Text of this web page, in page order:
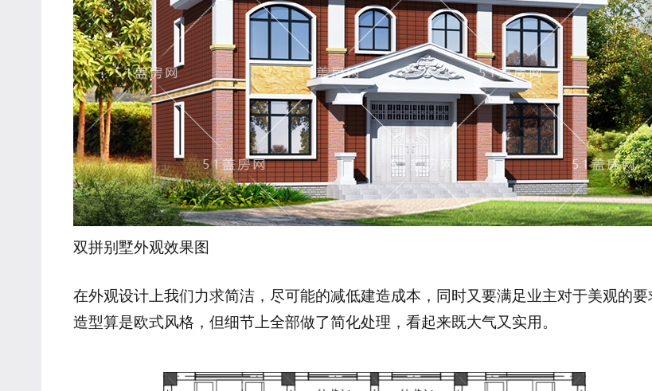
双拼别墅外观效果图
在外观设计上我们力求简洁，尽可能的减低建造成本，同时又要满足业主对于美观的
造型算是欧式风格，但细节上全部做了简化处理，看起来既大气又实用。